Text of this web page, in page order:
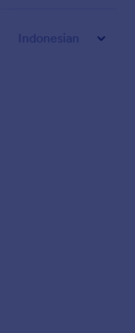
Indonesian